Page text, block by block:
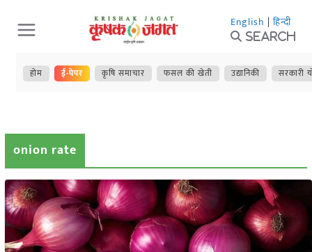
Skip
to
content
English | हिन्दी
Search
होम ई-पेपर कृषि समाचार फसल की खेती उद्यानिकी सरकारी
onion rate